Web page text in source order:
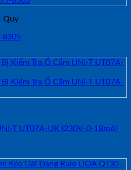
Quy
8305
T UT07A-UK (230V-0-18mA)